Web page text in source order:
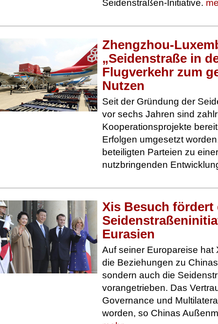
Seidenstraßen-Initiative.
Zhengzhou-
„Seidenstraße in
Flugverkehr zum
Nutzen
Seit der Gründung der
vor sechs Jahren sind
Kooperationsprojekte
Erfolgen umgesetzt
beteiligten Parteien zu
nutzbringenden
Xis Besuch fördert
Eurasien
Auf seiner Europareise hat
die Beziehungen zu
sondern auch die
vorangetrieben. Das
Governance und
worden, so Chinas